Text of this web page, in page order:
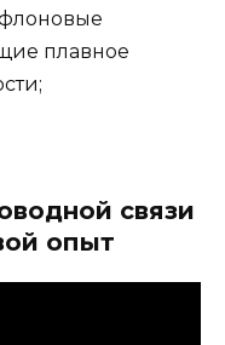
плавное
связи
опыт